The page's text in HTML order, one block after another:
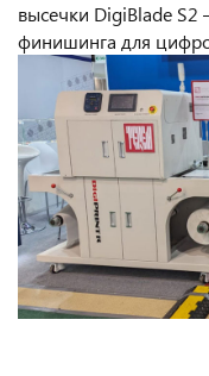
высечки DigiBlade
финишинга для